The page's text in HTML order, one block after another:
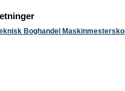
Boghandel